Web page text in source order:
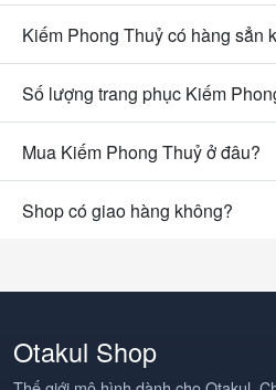
Kiếm Phong Thuỷ có hàng sẳn
Số lượng trang phục Kiếm
Mua Kiếm Phong Thuỷ ở đâu?
Shop có giao hàng không?
Otakul Shop